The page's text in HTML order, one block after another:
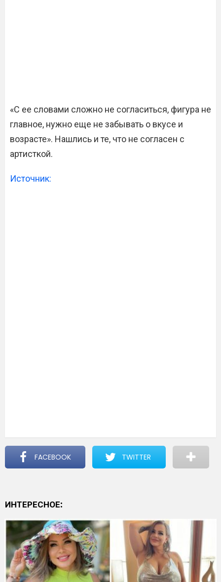
«С ее словами сложно не согласиться, фигура не
главное, нужно еще не забывать о вкусе и
возрасте». Нашлись и те, что не согласен с
артисткой.
Источник:
FACEBOOK TWITTER
ИНТЕРЕСНОЕ: